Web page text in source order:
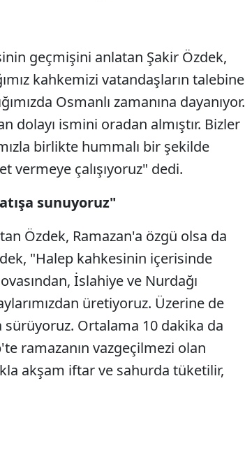
geçmişini anlatan Şakir Özdek,
kahkemizi vatandaşların talebine
Osmanlı zamanına dayanıyor.
dolayı ismini oradan almıştır. Bizler
birlikte hummalı bir şekilde
vermeye çalışıyoruz" dedi.
sunuyoruz"
Özdek, Ramazan'a özgü olsa da
"Halep kahkesinin içerisinde
İslahiye ve Nurdağı
üretiyoruz. Üzerine de
sürüyoruz. Ortalama 10 dakika da
ramazanın vazgeçilmezi olan
akşam iftar ve sahurda tüketilir,